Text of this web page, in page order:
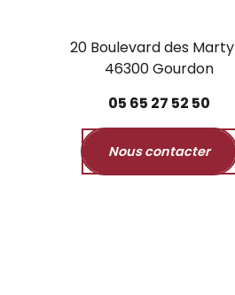
20 Boulevard des
46300 Gourdon
05 65 27 52 50
Nous contacter